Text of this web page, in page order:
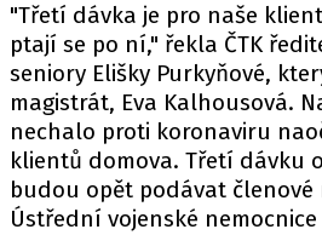
"Třetí dávka je pro naše
ptají se po ní," řekla ČTK
seniory Elišky Purkyňové,
magistrát, Eva Kalhousová.
nechalo proti koronaviru
klientů domova. Třetí dávku
budou opět podávat
Ústřední vojenské